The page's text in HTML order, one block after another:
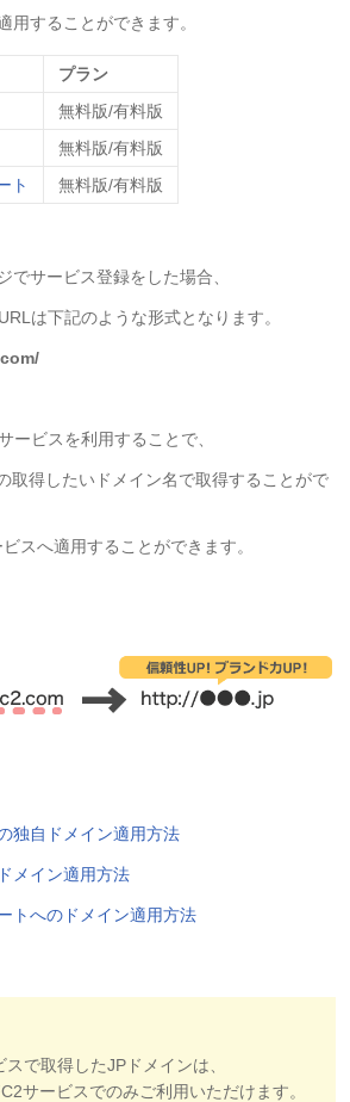
用することができます。
プラン
無料版/有料版
無料版/有料版
ト
無料版/有料版
でサービス登録をした場合、
は下記のような形式となります。
ービスを利用することで、
取得したいドメイン名で取得することがで
スへ適用することができます。
独自ドメイン適用方法
メイン適用方法
トへのドメイン適用方法
で取得したJPドメインは、
サービスでのみご利用いただけます。